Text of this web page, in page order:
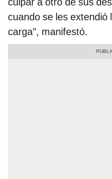
cuando se les extendió
carga”, manifestó.